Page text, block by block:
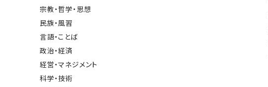
宗教・哲学・思想
民族・風習
言語・ことば
政治・経済
経営・マネジメント
科学・技術